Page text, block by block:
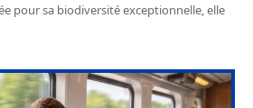
pour sa biodiversité exceptionnelle, elle